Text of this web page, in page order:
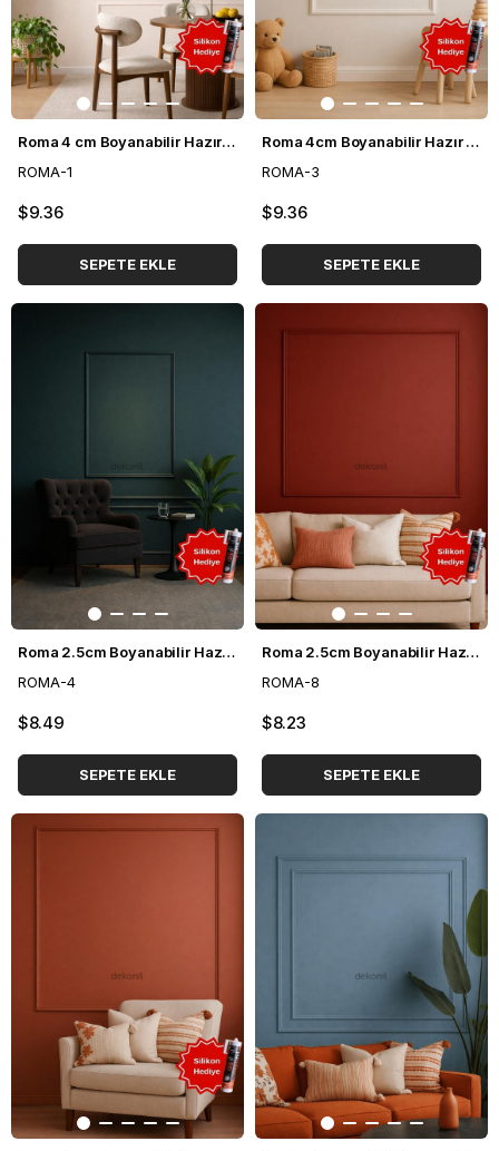
Roma 4 cm Boyanabilir Hazır Kesilmiş Duvar Çıtası Paketi (50*110cm)
ROMA-1
$9.36
SEPETE EKLE
Roma 4cm Boyanabilir Hazır Kesilmiş Duvar Çıtası Paketi (70*120cm)
ROMA-3
$9.36
SEPETE EKLE
Roma 2.5cm Boyanabilir Hazır Kesilmiş Duvar Çıtası Paketi (70*120cm)
ROMA-4
$8.49
SEPETE EKLE
Roma 2.5cm Boyanabilir Hazır Kesilmiş Duvar Çıtası Paketi (110*110cm)
ROMA-8
$8.23
SEPETE EKLE